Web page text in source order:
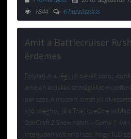
1844
6 hozzászólás
Amit a Battlecruiser
érdemes
Folytatjuk a régi, jól bevált
amiben érdekes stratégiákat
pár szót. A mostani címét jól
szó, méghozzá a TheLittleOne vs
StarCraft 2 Showmatch – Game 1 -
interjúban volt arról szó, hogy TLO